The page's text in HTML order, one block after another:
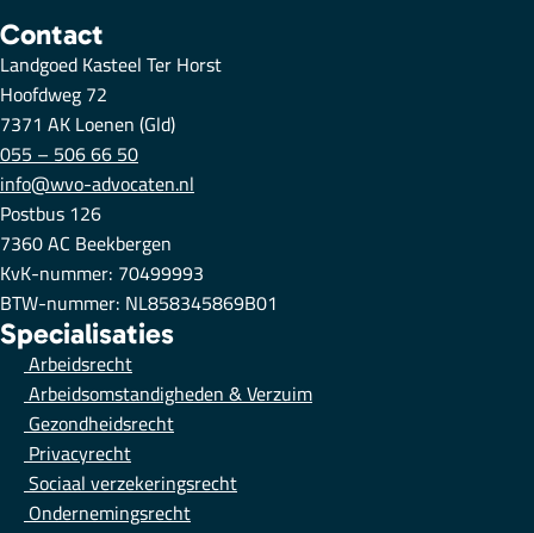
Contact
Landgoed Kasteel Ter Horst
Hoofdweg 72
7371 AK Loenen (Gld)
055 – 506 66 50
info@wvo-advocaten.nl
Postbus 126
7360 AC Beekbergen
KvK-nummer: 70499993
BTW-nummer: NL858345869B01
Specialisaties
Arbeidsrecht
Arbeidsomstandigheden & Verzuim
Gezondheidsrecht
Privacyrecht
Sociaal verzekeringsrecht
Ondernemingsrecht